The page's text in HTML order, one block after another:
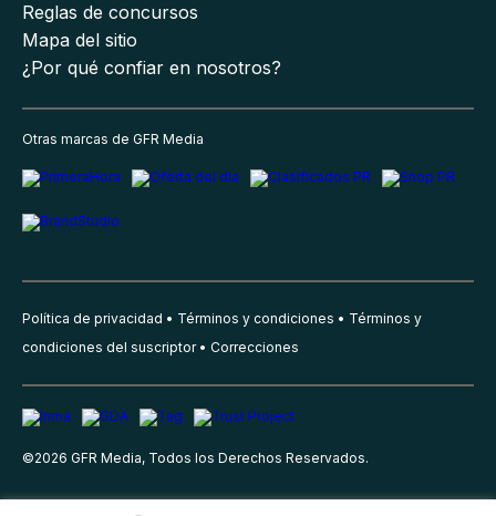
Reglas de concursos
Mapa del sitio
¿Por qué confiar en nosotros?
Otras marcas de GFR Media
Política de privacidad Términos y condiciones
Términos y
condiciones del suscriptor
Correcciones
©2026 GFR Media, Todos los Derechos Reservados.